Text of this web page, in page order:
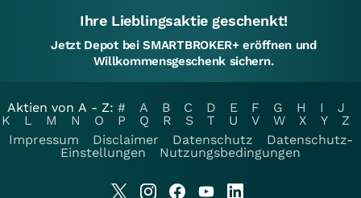
Ihre Lieblingsaktie geschenkt!
Jetzt Depot bei SMARTBROKER+ eröffnen und
Willkommensgeschenk sichern.
Aktien von A - Z: # A B C D E F G H I
J
K
L M N O P Q R S T U V W X Y
Z
Impressum
Disclaimer Datenschutz
Datenschutz-
Einstellungen
Nutzungsbedingungen